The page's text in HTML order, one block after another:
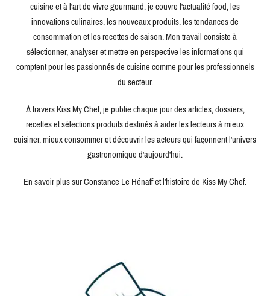
cuisine et à l'art de vivre gourmand, je couvre l'actualité food, les
innovations culinaires, les nouveaux produits, les tendances de
consommation et les recettes de saison. Mon travail consiste à
sélectionner, analyser et mettre en perspective les informations qui
comptent pour les passionnés de cuisine comme pour les professionnels
du secteur.
À travers Kiss My Chef, je publie chaque jour des articles, dossiers,
recettes et sélections produits destinés à aider les lecteurs à mieux
cuisiner, mieux consommer et découvrir les acteurs qui façonnent l'univers
gastronomique d'aujourd'hui.
En savoir plus sur Constance Le Hénaff et l'histoire de Kiss My Chef.